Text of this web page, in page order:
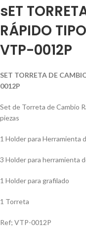
sET
RÁPIDO
VTP-0012P
SET TORRETA DE
0012P
Set de Torreta de Cambio
piezas
1 Holder para Herramienta
3 Holder para herramienta
1 Holder para grafilado
1 Torreta
Ref; VTP-0012P